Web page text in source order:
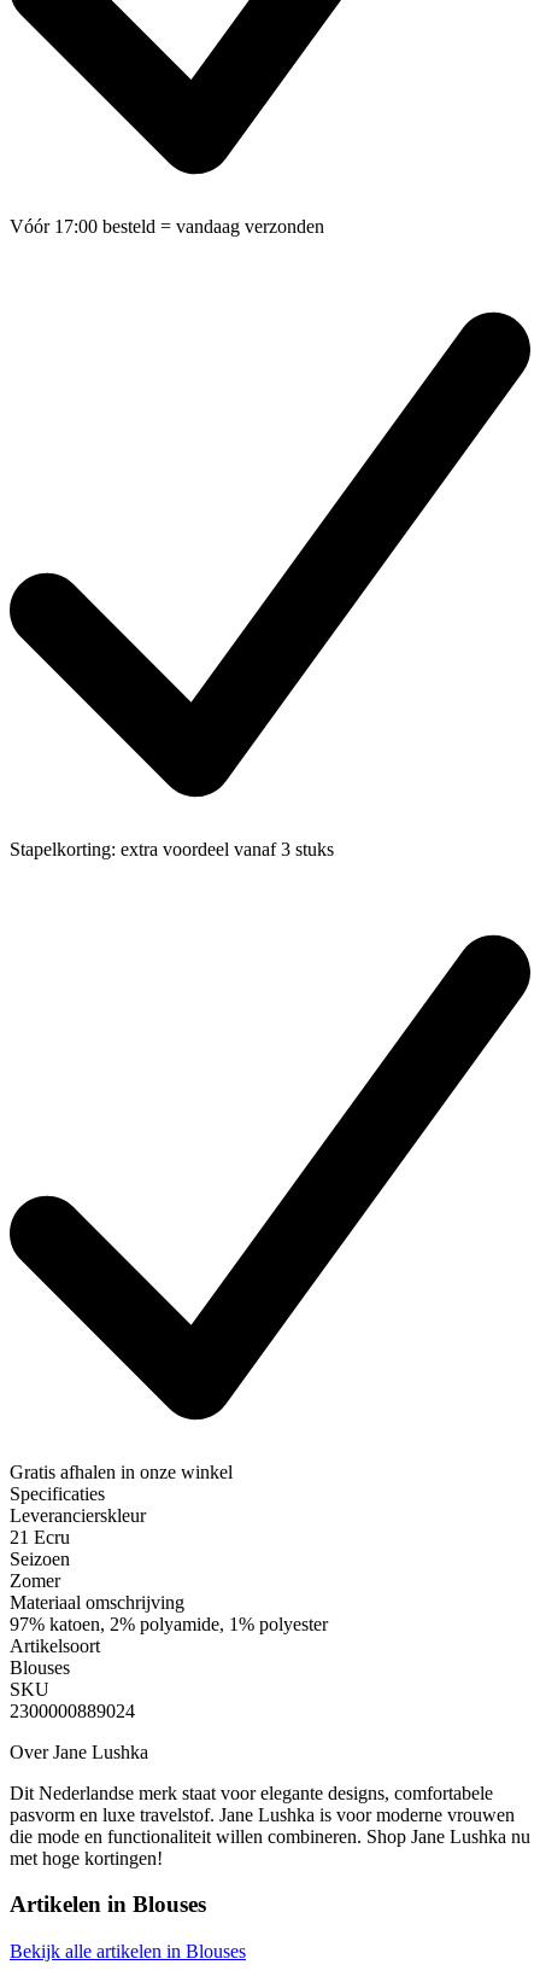
Vóór 17:00 besteld = vandaag verzonden
Stapelkorting: extra voordeel vanaf 3 stuks
Gratis afhalen in onze winkel
Specificaties
Leverancierskleur
21 Ecru
Seizoen
Zomer
Materiaal omschrijving
97% katoen, 2% polyamide, 1% polyester
Artikelsoort
Blouses
SKU
2300000889024
Over Jane Lushka
Dit Nederlandse merk staat voor elegante designs, comfortabele
pasvorm en luxe travelstof. Jane Lushka is voor moderne vrouwen
die mode en functionaliteit willen combineren. Shop Jane Lushka nu
met hoge kortingen!
Artikelen in Blouses
Bekijk alle artikelen in Blouses